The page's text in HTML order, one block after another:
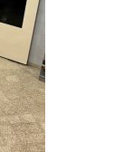
a
l
a
n
a
e
n
t